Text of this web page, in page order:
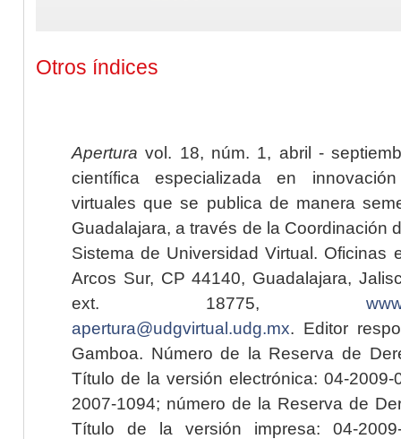
Otros índices
Apertura vol. 18, núm. 1, abril -
científica especializada en
virtuales que se publica de manera
Guadalajara, a través de la Coordinación
Sistema de Universidad Virtual. Oficinas
Arcos Sur, CP 44140, Guadalajara,
ext. 18775,
apertura@udgvirtual.udg.mx. Editor
Gamboa. Número de la Reserva de
Título de la versión electrónica: 04-2009-
2007-1094; número de la Reserva de
Título de la versión impresa: 04-2009-